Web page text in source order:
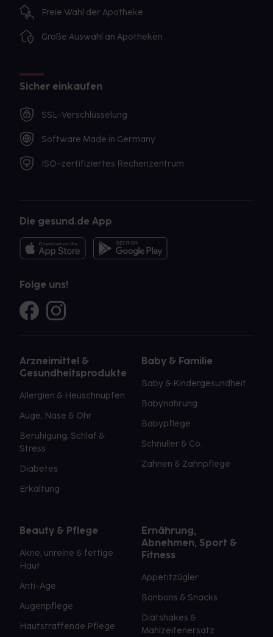
Freie Wahl der Apotheke
Große Auswahl an Apotheken
Sicher einkaufen
SSL-Verschlüsselung
Software Made in Germany
ISO-zertifiziertes Rechenzentrum
Die gesund.de App
Folge uns!
Arzneimittel &
Gesundheitsprodukte
Allergien & Heuschnupfen
Auge, Nase & Ohr
Beruhigung, Schlaf &
Stress
Diabetes
Erkältung
Baby & Familie
Baby & Kindergesundheit
Babynahrung
Babypflege
Schnuller & Co.
Zahnen & Zahnpflege
Beauty & Pflege
Akne, unreine & fettige
Haut
Anti-Age
Augenpflege
Hautstraffende Pflege
Ernährung,
Abnehmen, Sport &
Fitness
Appetitzügler
Bonbons & Snacks
Diätshakes &
Mahlzeitenersatz